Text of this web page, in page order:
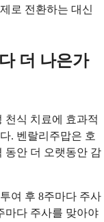
로 전환하는 대신
더 나은가
천식 치료에 효과적
. 벤랄리주맙은 호
동안 더 오랫동안 감
여 후 8주마다 주사
마다 주사를 맞아야